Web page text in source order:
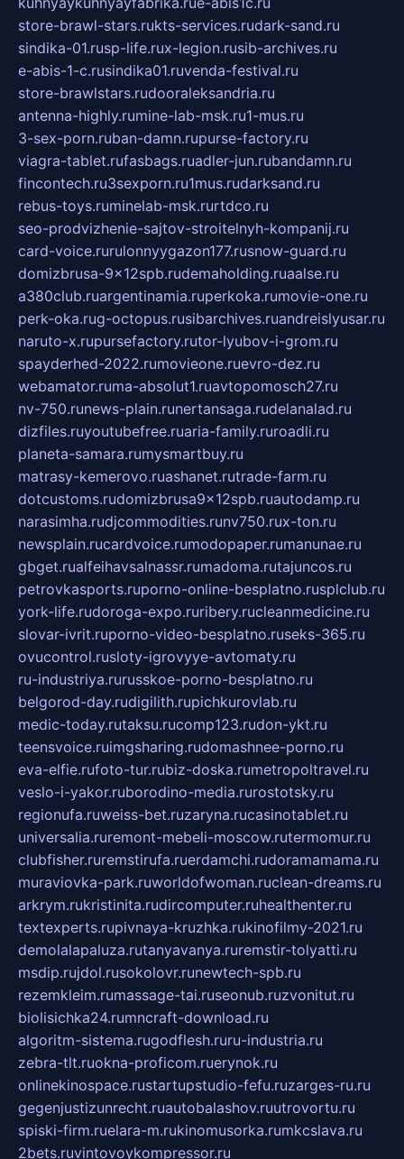
store-brawl-stars.rukts-services.rudark-sand.ru
sindika-01.rusp-life.rux-legion.rusib-archives.ru
e-abis-1-c.rusindika01.ruvenda-festival.ru
store-brawlstars.rudooraleksandria.ru
antenna-highly.rumine-lab-msk.ru1-mus.ru
3-sex-porn.ruban-damn.rupurse-factory.ru
viagra-tablet.rufasbags.ruadler-jun.rubandamn.ru
fincontech.ru3sexporn.ru1mus.rudarksand.ru
rebus-toys.ruminelab-msk.rurtdco.ru
seo-prodvizhenie-sajtov-stroitelnyh-kompanij.ru
card-voice.rurulonnyygazon177.rusnow-guard.ru
domizbrusa-9x12spb.rudemaholding.ruaalse.ru
a380club.ruargentinamia.ruperkoka.rumovie-one.ru
perk-oka.rug-octopus.rusibarchives.ruandreislyusar.ru
naruto-x.rupursefactory.rutor-lyubov-i-grom.ru
spayderhed-2022.rumovieone.ruevro-dez.ru
webamator.ruma-absolut1.ruavtopomosch27.ru
nv-750.runews-plain.runertansaga.rudelanalad.ru
dizfiles.ruyoutubefree.ruaria-family.ruroadli.ru
planeta-samara.rumysmartbuy.ru
matrasy-kemerovo.ruashanet.rutrade-farm.ru
dotcustoms.rudomizbrusa9x12spb.ruautodamp.ru
narasimha.rudjcommodities.runv750.rux-ton.ru
newsplain.rucardvoice.rumodopaper.rumanunae.ru
gbget.rualfeihavsalnassr.rumadoma.rutajuncos.ru
petrovkasports.ruporno-online-besplatno.rusplclub.ru
york-life.rudoroga-expo.ruribery.rucleanmedicine.ru
slovar-ivrit.ruporno-video-besplatno.ruseks-365.ru
ovucontrol.rusloty-igrovyye-avtomaty.ru
ru-industriya.rurusskoe-porno-besplatno.ru
belgorod-day.rudigilith.rupichkurovlab.ru
medic-today.rutaksu.rucomp123.rudon-ykt.ru
teensvoice.ruimgsharing.rudomashnee-porno.ru
eva-elfie.rufoto-tur.rubiz-doska.rumetropoltravel.ru
veslo-i-yakor.ruborodino-media.rurostotsky.ru
regionufa.ruweiss-bet.ruzaryna.rucasinotablet.ru
universalia.ruremont-mebeli-moscow.rutermomur.ru
clubfisher.ruremstirufa.ruerdamchi.rudoramamama.ru
muraviovka-park.ruworldofwoman.ruclean-dreams.ru
arkrym.rukristinita.rudircomputer.ruhealthenter.ru
textexperts.rupivnaya-kruzhka.rukinofilmy-2021.ru
demolalapaluza.rutanyavanya.ruremstir-tolyatti.ru
msdip.rujdol.rusokolovr.runewtech-spb.ru
rezemkleim.rumassage-tai.ruseonub.ruzvonitut.ru
biolisichka24.rumncraft-download.ru
algoritm-sistema.rugodflesh.ruru-industria.ru
zebra-tlt.ruokna-proficom.ruerynok.ru
onlinekinospace.rustartupstudio-fefu.ruzarges-ru.ru
gegenjustizunrecht.ruautobalashov.ruutrovortu.ru
spiski-firm.ruelara-m.rukinomusorka.rumkcslava.ru
2bets.ruvintovoykompressor.ru